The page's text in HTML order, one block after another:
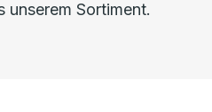
unserem Sortiment.